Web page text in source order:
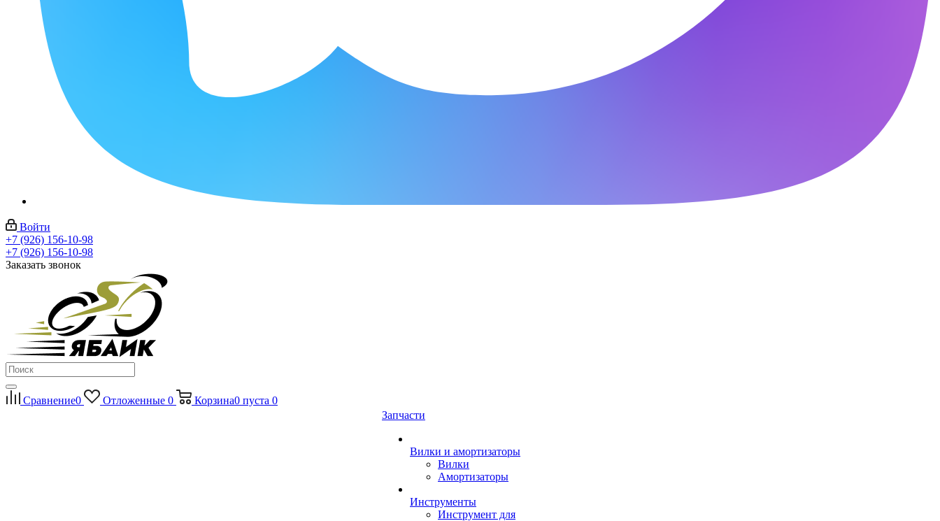
Войти
+7 (926) 156-10-98
+7 (926) 156-10-98
Заказать звонок
Сравнение0 Отложенные 0 Корзина0 пуста 0
Запчасти
Вилки и амортизаторы
Вилки
Амортизаторы
Инструменты
Инструмент для